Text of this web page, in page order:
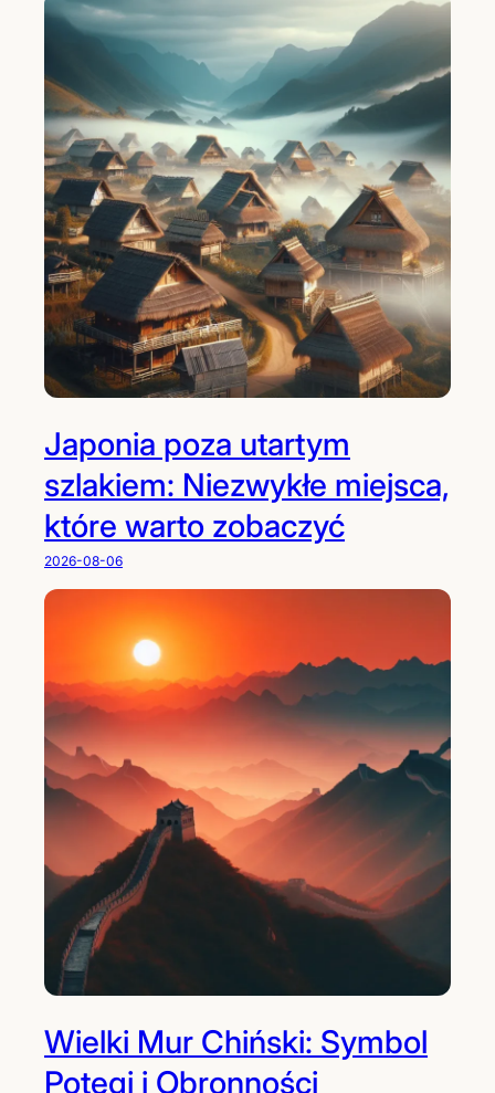
Japonia poza utartym
szlakiem: Niezwykłe miejsca,
które warto zobaczyć
2026-08-06
Wielki Mur Chiński: Symbol
Potęgi i Obronności